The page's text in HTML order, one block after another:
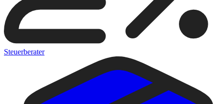
Steuerberater